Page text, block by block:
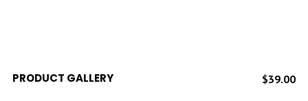
ADD TO CART
PRODUCT GALLERY $39.00